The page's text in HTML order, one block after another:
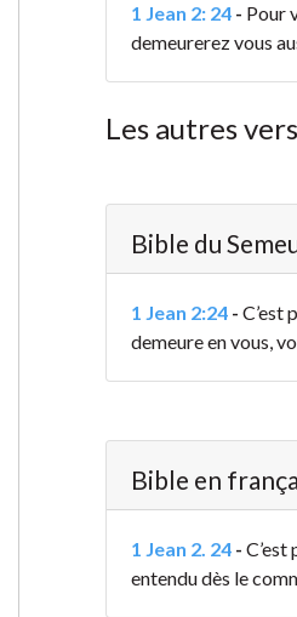
1 Jean 2: 24- Pour
demeurerez vous
Les autres
Bible du
1 Jean 2:24- C’est
demeure en vous,
Bible en
1 Jean 2. 24-
entendu dès le